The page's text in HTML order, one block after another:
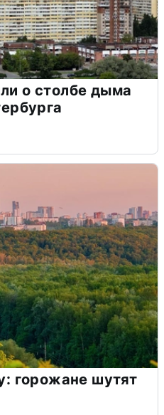
о столбе дыма
горожане шутят